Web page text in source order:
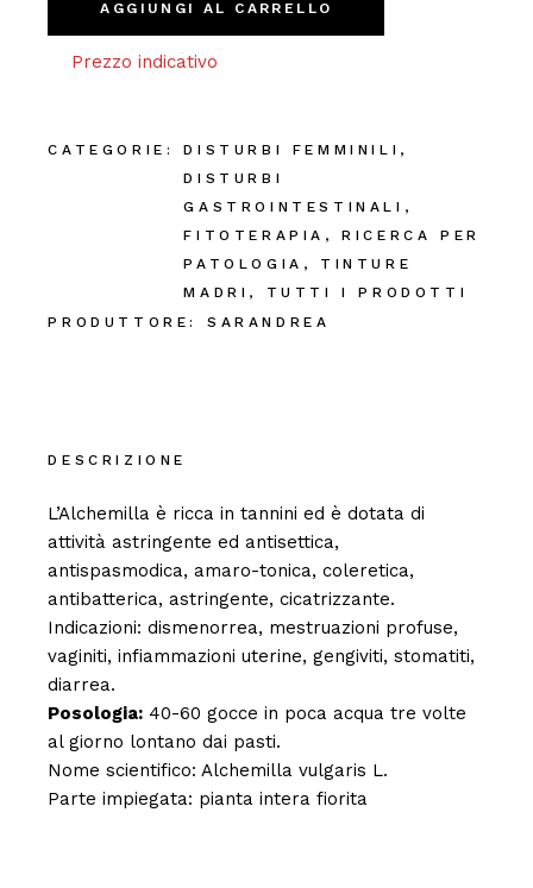
AGGIUNGI AL CARRELLO
Prezzo indicativo
CATEGORIE: DISTURBI FEMMINILI ,
DISTURBI
GASTROINTESTINALI ,
FITOTERAPIA ,RICERCA PER
PATOLOGIA , TINTURE
MADRI ,
TUTTI I PRODOTTI
PRODUTTORE:
SARANDREA
DESCRIZIONE
L’Alchemilla è ricca in tannini ed è dotata di
attività astringente ed antisettica,
antispasmodica, amaro-tonica, coleretica,
antibatterica, astringente, cicatrizzante.
Indicazioni: dismenorrea, mestruazioni profuse,
vaginiti, infiammazioni uterine, gengiviti, stomatiti,
diarrea.
Posologia: 40-60 gocce in poca acqua tre volte
al giorno lontano dai pasti.
Nome scientifico: Alchemilla vulgaris L.
Parte impiegata: pianta intera fiorita